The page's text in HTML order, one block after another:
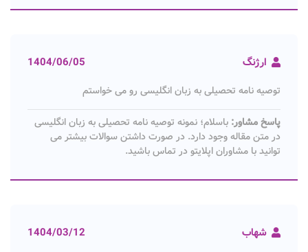
ارژنگ 1404/06/05
توصیه نامه تحصیلی به زبان انگلیسی رو می خواستم
پاسخ مشاور: باسلام؛ نمونه توصیه نامه تحصیلی به زبان انگلیسی
در متن مقاله وجود دارد. در صورت داشتن سوالات بیشتر می
توانید با مشاوران اپلایتو در تماس باشید.
شهاب 1404/03/12